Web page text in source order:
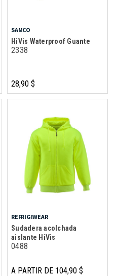
SAMCO
HiVis Waterproof Guante
2338
28,90 $
REFRIGIWEAR
Sudadera acolchada
aislante HiVis
0488
A PARTIR DE 104,90 $